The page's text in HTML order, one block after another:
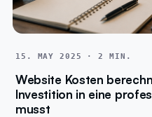
15. MAY 2025 · 2 MIN.
Website Kosten
Investition in eine
musst